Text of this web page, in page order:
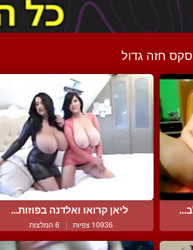
סקס חזה גדול
ליאן קרואו ואלדנה בפוזות...
10936 צפיות | 6 המלצות